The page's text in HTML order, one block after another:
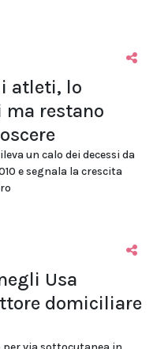
atleti, lo
ma restano
un calo dei decessi da
e segnala la crescita
Usa
domiciliare